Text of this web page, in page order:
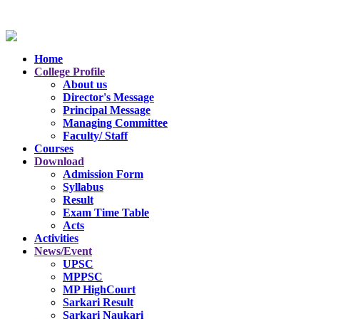
Home
College Profile
About us
Director's Message
Principal Message
Managing Committee
Faculty/ Staff
Courses
Download
Admission Form
Syllabus
Result
Exam Time Table
Acts
Activities
News/Event
UPSC
MPPSC
MP HighCourt
Sarkari Result
Sarkari Naukari